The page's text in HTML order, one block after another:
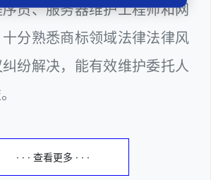
员、服务器维护工程师和网
分熟悉商标领域法律法律风
纷解决，能有效维护委托人
· · · 查看更多 · · ·